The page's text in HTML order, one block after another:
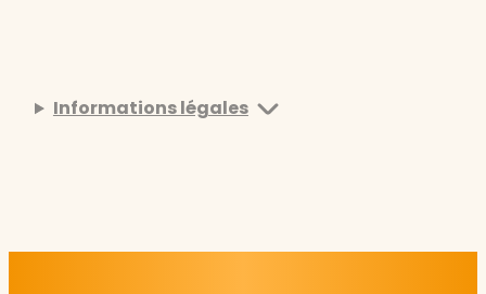
Informations légales